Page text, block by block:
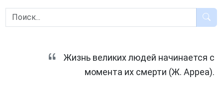
Жизнь великих людей начинается с
момента их смерти (Ж. Арреа).